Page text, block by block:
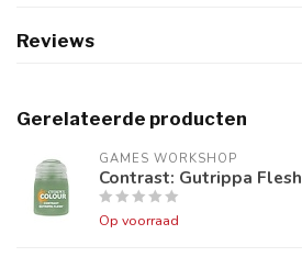
Reviews
Gerelateerde producten
GAMES WORKSHOP
Contrast: Gutrippa Flesh
Op voorraad